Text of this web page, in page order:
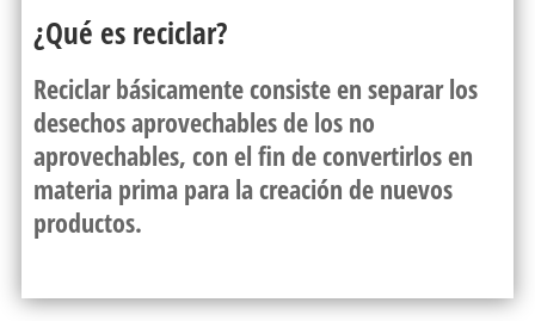
¿Qué es reciclar?
Reciclar básicamente consiste en separar los
desechos aprovechables de los no
aprovechables, con el fin de convertirlos en
materia prima para la creación de nuevos
productos.